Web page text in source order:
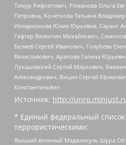
Тимур Рифгатович, Романова Ольга
Петровна, Кочеткова Татьяна
Илларионова Юлия Юрьевна, Саранг
Гефтер Валентин Михайлович,
Беляев Сергей Иванович, Голубева
Вячеславович, Арапова Галина
Лукашевский Сергей Маркович,
Александрович, Вицин Сергей
Константинович
Источник: http://
* Единый федеральный список
террористическими:
Высший военный Маджлисуль Шура